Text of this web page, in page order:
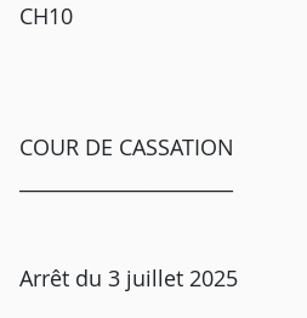
CH10
COUR DE CASSATION
Arrêt du 3 juillet 2025